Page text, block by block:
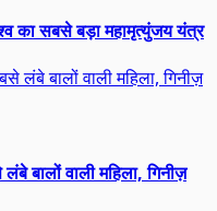
का सबसे बड़ा महामृत्युंजय यंत्र
बालों वाली महिला, गिनीज़